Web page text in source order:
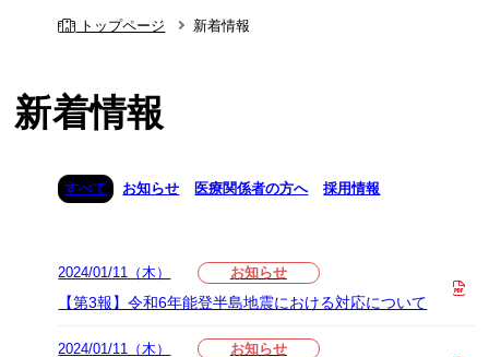
トップページ 新着情報
新着情報
すべて お知らせ 医療関係者の方へ 採用情報
2024/01/11（木） お知らせ
【第3報】令和6年能登半島地震における対応について
2024/01/11（木） お知らせ